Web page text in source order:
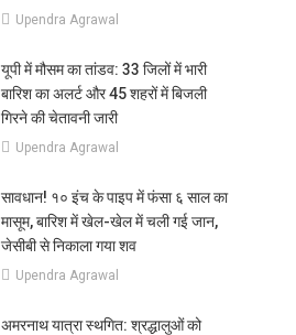
Upendra Agrawal
यूपी में मौसम का तांडव: 33 जिलों में भारी
बारिश का अलर्ट और 45 शहरों में बिजली
गिरने की चेतावनी जारी
Upendra Agrawal
सावधान! १० इंच के पाइप में फंसा ६ साल का
मासूम, बारिश में खेल-खेल में चली गई जान,
जेसीबी से निकाला गया शव
Upendra Agrawal
अमरनाथ यात्रा स्थगित: श्रद्धालुओं को